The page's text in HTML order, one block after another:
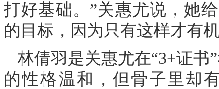
打好基础。”关惠尤说，她
的目标，因为只有这样才有
林倩羽是关惠尤在“3+证书
的性格温和，但骨子里却